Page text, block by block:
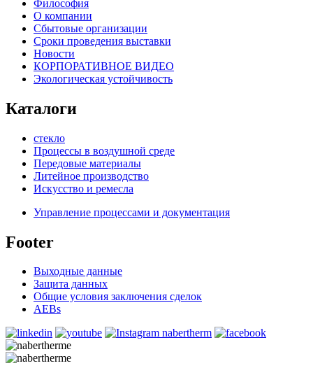
Философия
О компании
Сбытовые организации
Сроки проведения выставки
Новости
КОРПОРАТИВНОЕ ВИДЕО
Экологическая устойчивость
Каталоги
стекло
Процессы в воздушной среде
Передовые материалы
Литейное производство
Искусство и ремесла
Управление процессами и документация
Footer
Выходные данные
Защита данных
Общие условия заключения сделок
AEBs